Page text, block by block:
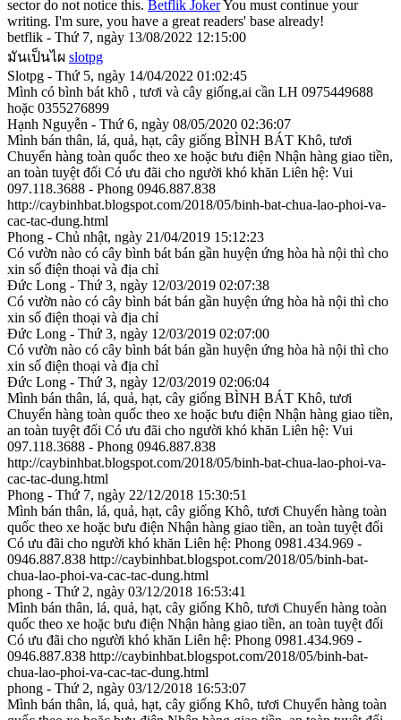
sector do not notice this. Betflik JokerYou must continue your
writing. I'm sure, you have a great readers' base already!
betflik - Thứ 7, ngày 13/08/2022 12:15:00
มันเป็นไผ slotpg
Slotpg - Thứ 5, ngày 14/04/2022 01:02:45
Mình có bình bát khô , tươi và cây giống,ai cần LH 0975449688
hoặc 0355276899
Hạnh Nguyễn - Thứ 6, ngày 08/05/2020 02:36:07
Mình bán thân, lá, quả, hạt, cây giống BÌNH BÁT Khô, tươi
Chuyển hàng toàn quốc theo xe hoặc bưu điện Nhận hàng giao tiền,
an toàn tuyệt đối Có ưu đãi cho người khó khăn Liên hệ: Vui
097.118.3688 - Phong 0946.887.838
http://caybinhbat.blogspot.com/2018/05/binh-bat-chua-lao-phoi-va-
cac-tac-dung.html
Phong - Chủ nhật, ngày 21/04/2019 15:12:23
Có vườn nào có cây bình bát bán gần huyện ứng hòa hà nội thì cho
xin số điện thoại và địa chỉ
Đức Long - Thứ 3, ngày 12/03/2019 02:07:38
Có vườn nào có cây bình bát bán gần huyện ứng hòa hà nội thì cho
xin số điện thoại và địa chỉ
Đức Long - Thứ 3, ngày 12/03/2019 02:07:00
Có vườn nào có cây bình bát bán gần huyện ứng hòa hà nội thì cho
xin số điện thoại và địa chỉ
Đức Long - Thứ 3, ngày 12/03/2019 02:06:04
Mình bán thân, lá, quả, hạt, cây giống BÌNH BÁT Khô, tươi
Chuyển hàng toàn quốc theo xe hoặc bưu điện Nhận hàng giao tiền,
an toàn tuyệt đối Có ưu đãi cho người khó khăn Liên hệ: Vui
097.118.3688 - Phong 0946.887.838
http://caybinhbat.blogspot.com/2018/05/binh-bat-chua-lao-phoi-va-
cac-tac-dung.html
Phong - Thứ 7, ngày 22/12/2018 15:30:51
Mình bán thân, lá, quả, hạt, cây giống Khô, tươi Chuyển hàng toàn
quốc theo xe hoặc bưu điện Nhận hàng giao tiền, an toàn tuyệt đối
Có ưu đãi cho người khó khăn Liên hệ: Phong 0981.434.969 -
0946.887.838 http://caybinhbat.blogspot.com/2018/05/binh-bat-
chua-lao-phoi-va-cac-tac-dung.html
phong - Thứ 2, ngày 03/12/2018 16:53:41
Mình bán thân, lá, quả, hạt, cây giống Khô, tươi Chuyển hàng toàn
quốc theo xe hoặc bưu điện Nhận hàng giao tiền, an toàn tuyệt đối
Có ưu đãi cho người khó khăn Liên hệ: Phong 0981.434.969 -
0946.887.838 http://caybinhbat.blogspot.com/2018/05/binh-bat-
chua-lao-phoi-va-cac-tac-dung.html
phong - Thứ 2, ngày 03/12/2018 16:53:07
Mình bán thân, lá, quả, hạt, cây giống Khô, tươi Chuyển hàng toàn